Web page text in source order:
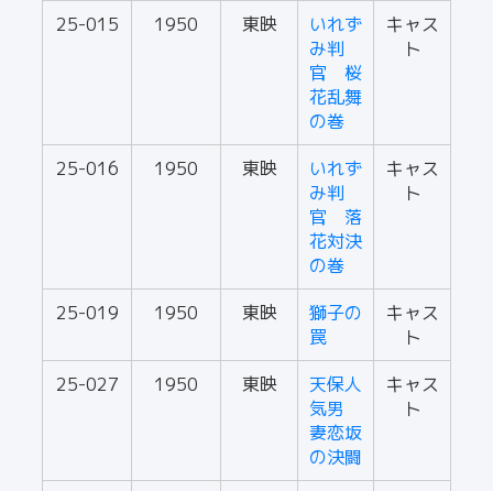
25-015
1950 東映
いれず
み判
官 桜
花乱舞
の巻
キャス
ト
25-016 1950 東映
いれず
み判
官 落
花対決
の巻
キャス
ト
25-019 1950 東映
獅子の
罠
キャス
ト
25-027
1950 東映
天保人
気男
妻恋坂
の決闘
キャス
ト